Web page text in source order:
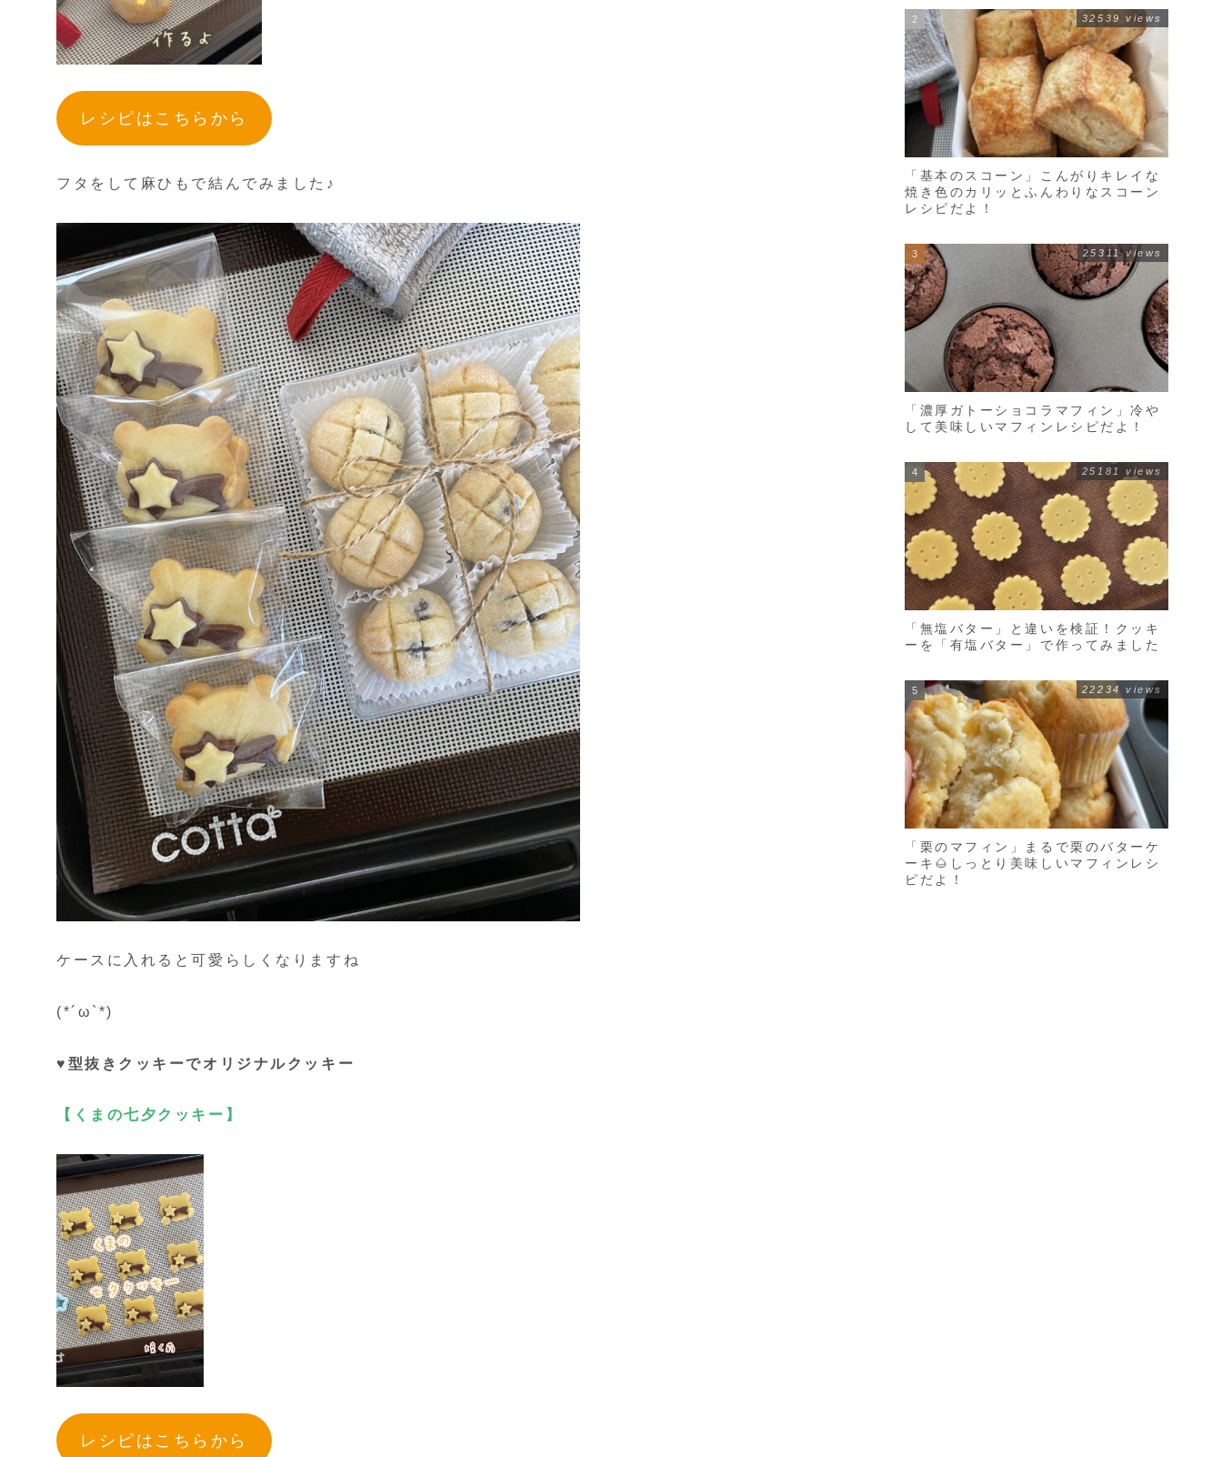
レシピはこちらから
フタをして麻ひもで結んでみました♪
ケースに入れると可愛らしくなりますね
(*´ω`*)
♥型抜きクッキーでオリジナルクッキー
【くまの七夕クッキー】
レシピはこちらから
「基本のスコーン」こんがりキレイな
焼き色のカリッとふんわりなスコーン
レシピだよ！
32539 views
「濃厚ガトーショコラマフィン」冷や
して美味しいマフィンレシピだよ！
25311 views
「無塩バター」と違いを検証！クッキ
ーを「有塩バター」で作ってみました
25181 views
「栗のマフィン」まるで栗のバターケ
ーキ🌰しっとり美味しいマフィンレシ
ピだよ！
22234 views